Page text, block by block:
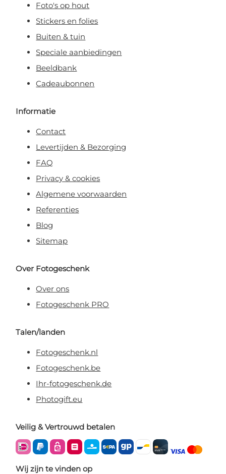
Foto's op hout
Stickers en folies
Buiten & tuin
Speciale aanbiedingen
Beeldbank
Cadeaubonnen
Informatie
Contact
Levertijden & Bezorging
FAQ
Privacy & cookies
Algemene voorwaarden
Referenties
Blog
Sitemap
Over Fotogeschenk
Over ons
Fotogeschenk PRO
Talen/landen
Fotogeschenk.nl
Fotogeschenk.be
Ihr-fotogeschenk.de
Photogift.eu
Veilig & Vertrouwd betalen
Wij zijn te vinden op